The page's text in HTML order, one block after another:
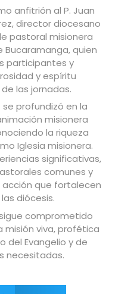
anfitrión al P. Juan
director diocesano
pastoral misionera
Bucaramanga, quien
participantes y
y espíritu
las jornadas.
profundizó en la
misionera
la riqueza
Iglesia misionera.
significativas,
comunes y
que fortalecen
diócesis.
sigue comprometido
misión viva, profética
del Evangelio y de
necesitadas.